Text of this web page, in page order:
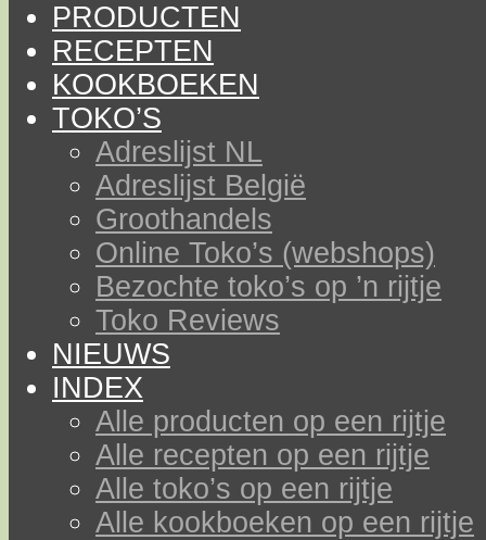
PRODUCTEN
RECEPTEN
KOOKBOEKEN
TOKO’S
Adreslijst NL
Adreslijst België
Groothandels
Online Toko’s (webshops)
Bezochte toko’s op ’n rijtje
Toko Reviews
NIEUWS
INDEX
Alle producten op een rijtje
Alle recepten op een rijtje
Alle toko’s op een rijtje
Alle kookboeken op een rijtje